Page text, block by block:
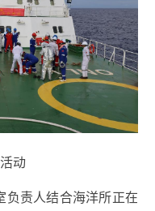
动
负责人结合海洋所正在